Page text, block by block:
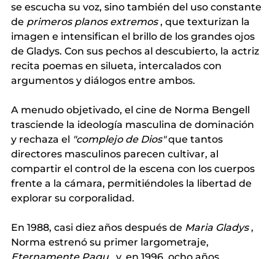
se escucha su voz, sino también del uso constante
de primeros planos extremos , que texturizan la
imagen e intensifican el brillo de los grandes ojos
de Gladys. Con sus pechos al descubierto, la actriz
recita poemas en silueta, intercalados con
argumentos y diálogos entre ambos.
A menudo objetivado, el cine de Norma Bengell
trasciende la ideología masculina de dominación
y rechaza el "complejo de Dios" que tantos
directores masculinos parecen cultivar, al
compartir el control de la escena con los cuerpos
frente a la cámara, permitiéndoles la libertad de
explorar su corporalidad.
En 1988, casi diez años después de Maria Gladys ,
Norma estrenó su primer largometraje,